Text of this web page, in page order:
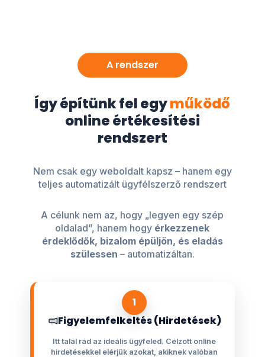
A rendszer
Így építünk fel egyműködő
online értékesítési
rendszert
Nem csak egy weboldalt kapsz – hanem egy
teljes automatizált ügyfélszerző rendszert
A célunk nem az, hogy „legyen egy szép
oldalad”, hanem hogy érkezzenek
érdeklődők, bizalom épüljön, és eladás
szülessen – automatizáltan.
1
Figyelemfelkeltés (Hirdetések)
Itt talál rád az ideális ügyfeled. Célzott online
hirdetésekkel elérjük azokat, akiknek valóban